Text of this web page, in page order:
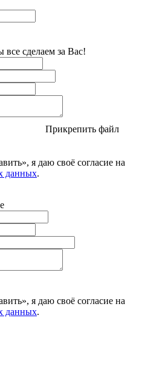
сделаем за Вас!
Прикрепить файл
я даю своё согласие на
данных.
я даю своё согласие на
данных.